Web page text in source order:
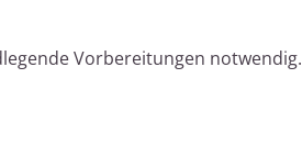
Vorbereitungen notwendig.